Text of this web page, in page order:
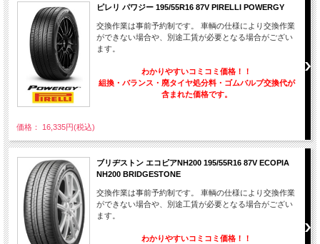
ピレリ パワジー 195/55R16 87V PIRELLI POWERGY
交換作業は事前予約制です。 車輌の仕様により交換作業
ができない場合や、別途工賃が必要となる場合がござい
ます。
わかりやすいコミコミ価格！！
組換・バランス・廃タイヤ処分料・ゴムバルブ交換代が
含まれた価格です。
価格： 16,335円(税込)
ブリヂストン エコピアNH200 195/55R16 87V ECOPIA
NH200 BRIDGESTONE
交換作業は事前予約制です。 車輌の仕様により交換作業
ができない場合や、別途工賃が必要となる場合がござい
ます。
わかりやすいコミコミ価格！！